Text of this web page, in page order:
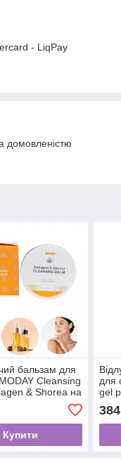
- LiqPay
домовленістю
бальзам для
Cleansing
& Shorea на
вершків шорої
Купити
для
gel
384